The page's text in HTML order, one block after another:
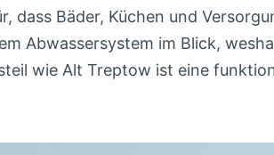
dass Bäder, Küchen und
Abwassersystem im Blick,
wie Alt Treptow ist eine